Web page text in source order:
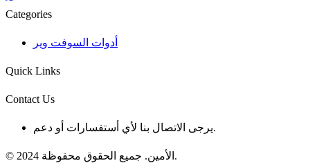
Categories
أدوات السوفت وير
Quick Links
Contact Us
يرجى الاتصال بنا لأي أستفسارات أو دعم.
© 2024 الأمين. جميع الحقوق محفوظة.